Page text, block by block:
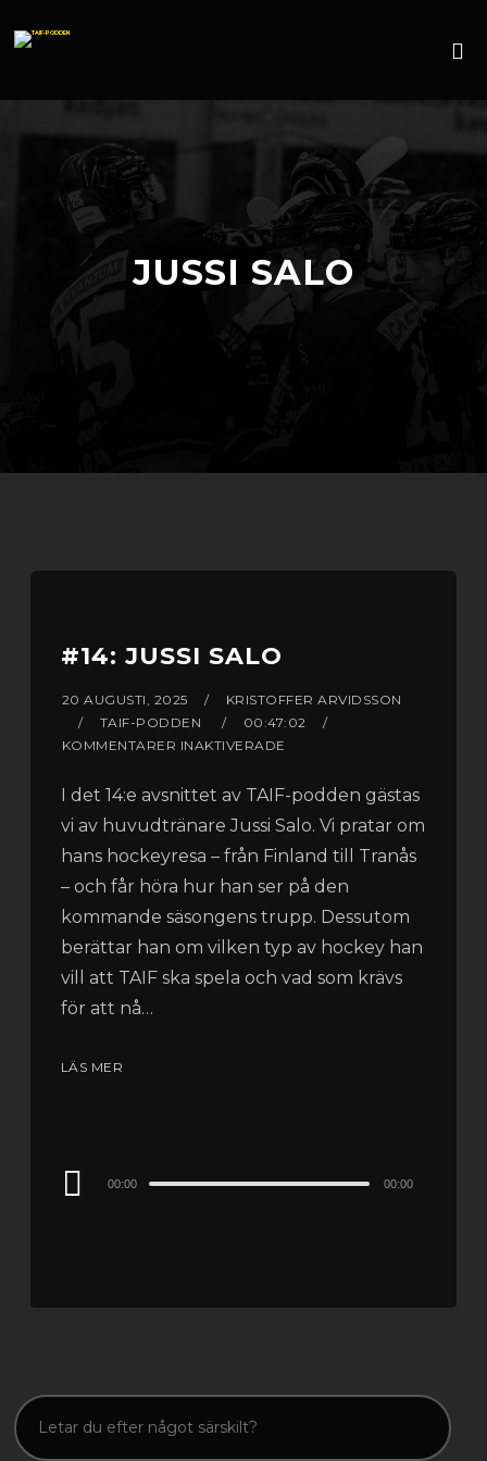
JUSSI SALO
#14: JUSSI SALO
20 AUGUSTI, 2025
KRISTOFFER ARVIDSSON
TAIF-PODDEN
00:47:02
KOMMENTARER INAKTIVERADE
I det 14:e avsnittet av TAIF-podden gästas
vi av huvudtränare Jussi Salo. Vi pratar om
hans hockeyresa – från Finland till Tranås
– och får höra hur han ser på den
kommande säsongens trupp. Dessutom
berättar han om vilken typ av hockey han
vill att TAIF ska spela och vad som krävs
för att nå…
LÄS MER
Audio00:00 00:00